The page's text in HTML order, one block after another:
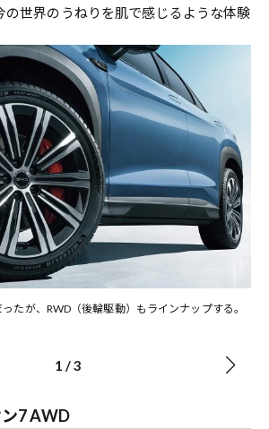
の世界のうねりを肌で感じるような体験
たが、RWD（後輪駆動）もラインナップする。
1 /3
7 AWD